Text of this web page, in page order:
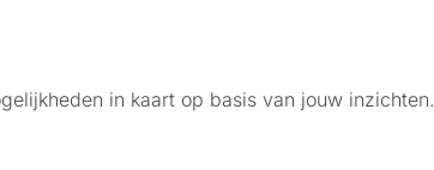
in kaart op basis van jouw inzichten.